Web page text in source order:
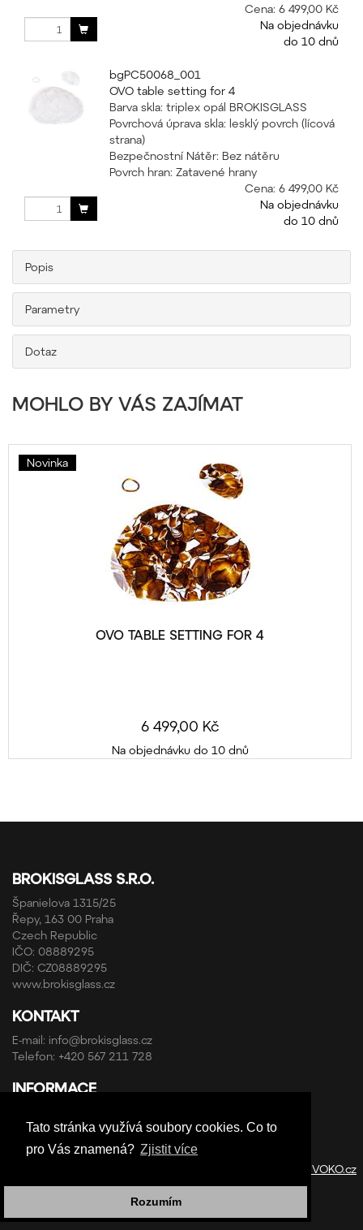
Tato stránka využívá soubory cookies. Co to
pro Vás znamená? Zjistit více
Rozumím
Cena: 6 499,00 Kč
Na objednávku
do 10 dnů
bgPC50068_001
OVO table setting for 4
Barva skla: triplex opál BROKISGLASS
Povrchová úprava skla: lesklý povrch (lícová
strana)
Bezpečnostní Nátěr: Bez nátěru
Povrch hran: Zatavené hrany
Cena: 6 499,00 Kč
Na objednávku
do 10 dnů
Popis
Parametry
Dotaz
MOHLO BY VÁS ZAJÍMAT
Novinka
OVO TABLE SETTING FOR 4
6 499,00 Kč
Na objednávku do 10 dnů
BROKISGLASS S.R.O.
Španielova 1315/25
Řepy, 163 00 Praha
Czech Republic
IČO: 08889295
DIČ: CZ08889295
www.brokisglass.cz
KONTAKT
E-mail: info@brokisglass.cz
Telefon: +420 567 211 728
INFORMACE
Ochrana osobních údajů
StudioVOKO.cz